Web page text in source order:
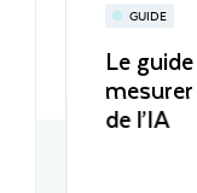
GUIDE
Le
de l’IA